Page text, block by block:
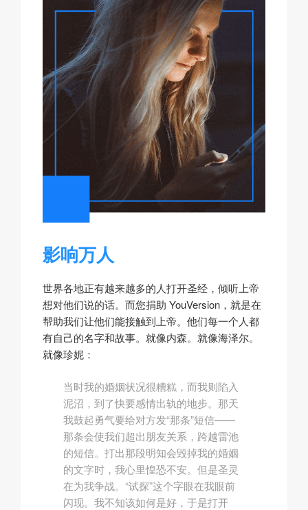
影响万人
世界各地正有越来越多的人打开圣经，倾听上帝
想对他们说的话。而您捐助 YouVersion，就是在
帮助我们让他们能接触到上帝。他们每一个人都
有自己的名字和故事。就像内森。就像海泽尔。
就像珍妮：
当时我的婚姻状况很糟糕，而我则陷入
泥沼，到了快要感情出轨的地步。那天
我鼓起勇气要给对方发“那条”短信——
那条会使我们超出朋友关系，跨越雷池
的短信。打出那段明知会毁掉我的婚姻
的文字时，我心里惶恐不安。但是圣灵
在为我争战。“试探”这个字眼在我眼前
闪现。我不知该如何是好，于是打开